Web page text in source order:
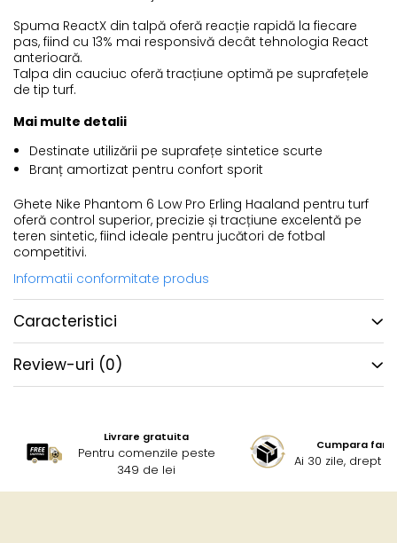
Spuma ReactX din talpă oferă reacție rapidă la fiecare
pas, fiind cu 13% mai responsivă decât tehnologia React
anterioară.
Talpa din cauciuc oferă tracțiune optimă pe suprafețele
de tip turf.
Mai multe detalii
Destinate utilizării pe suprafețe sintetice scurte
Branț amortizat pentru confort sporit
Ghete Nike Phantom 6 Low Pro Erling Haaland pentru turf
oferă control superior, precizie și tracțiune excelentă pe
teren sintetic, fiind ideale pentru jucători de fotbal
competitivi.
Informatii conformitate produs
Caracteristici
Review-uri (0)
Livrare gratuita
Pentru comenzile peste
349 de lei
Cumpara fara
Ai 30 zile, drept